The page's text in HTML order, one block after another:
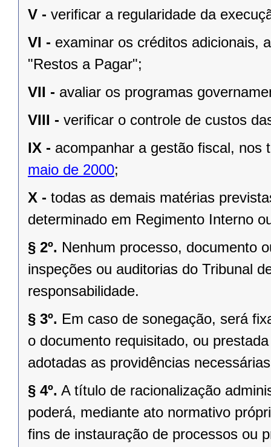
V - verificar a regularidade da
VI - examinar os créditos adicionais,
"Restos a Pagar";
VII - avaliar os programas
VIII - verificar o controle de custos
IX - acompanhar a gestão fiscal, nos
maio de 2000;
X - todas as demais matérias
determinado em Regimento Interno
§ 2º. Nenhum processo, documento
inspeções ou auditorias do Tribunal
responsabilidade.
§ 3º. Em caso de sonegação, será
o documento requisitado, ou
adotadas as providências
§ 4º. A título de racionalização
poderá, mediante ato normativo
fins de instauração de processos ou